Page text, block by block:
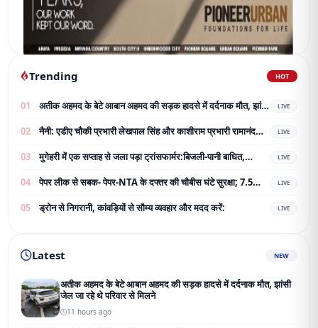
Trending HOT
01
अतीक अहमद के बेटे आबान अहमद की सड़क हादसे में दर्दनाक मौत, झांसी
LIVE
02
नैनी: एडीए चौकी प्रभारी लेखपाल सिंह और काशीराम प्रभारी रामानंद
LIVE
03
मुगेहरी में एक सप्ताह से जला पड़ा ट्रांसफार्मर:बिजली-पानी बाधित,
LIVE
04
पेपर लीक से सबक- पेपर-NTA के दफ्तर की चौबीस घंटे सुरक्षा; 7.5
LIVE
05 ड्रोन से निगरानी, कांवड़ियों से सौम्य व्यवहार और मदद करें: LIVE
Latest NEW
अतीक अहमद के बेटे आबान अहमद की सड़क हादसे में दर्दनाक मौत, झांसी
जेल जा रहे थे परिवार से मिलने
11 hours ago